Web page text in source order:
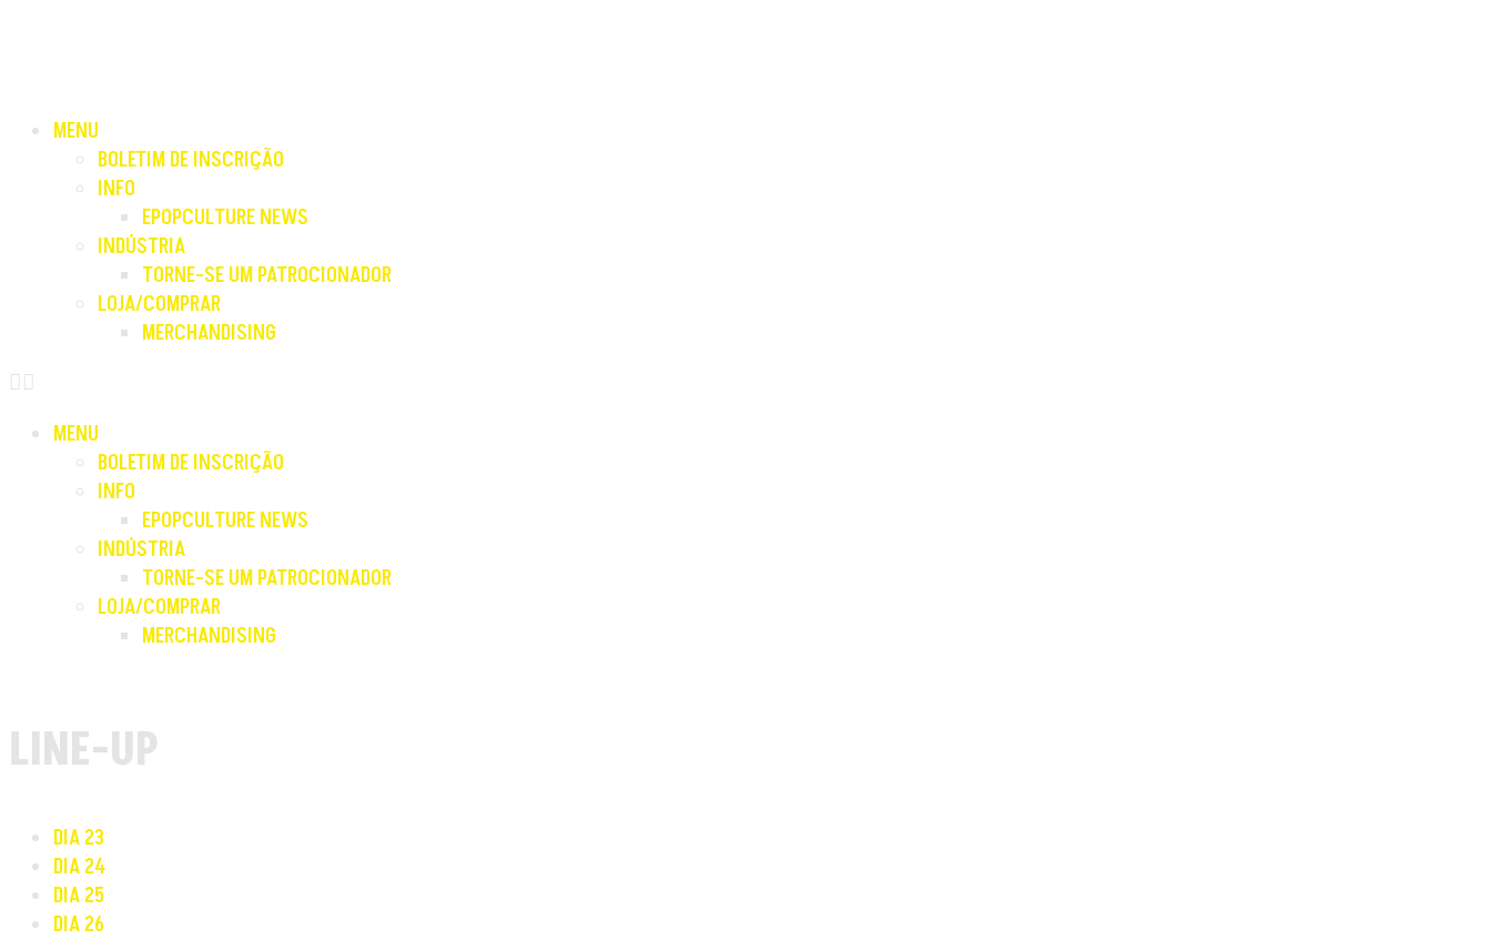
MENU
BOLETIM DE INSCRIÇÃO
INFO
EPOPCULTURE NEWS
INDÚSTRIA
TORNE-SE UM PATROCIONADOR
LOJA/COMPRAR
MERCHANDISING
MENU
BOLETIM DE INSCRIÇÃO
INFO
EPOPCULTURE NEWS
INDÚSTRIA
TORNE-SE UM PATROCIONADOR
LOJA/COMPRAR
MERCHANDISING
LINE-UP
DIA 23
DIA 24
DIA 25
DIA 26